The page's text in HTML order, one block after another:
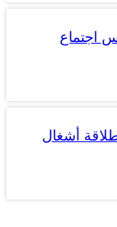
اجتماع
أشغال